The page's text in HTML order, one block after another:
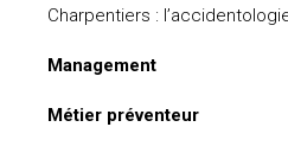
Charpentiers :
Management
Métier préventeur